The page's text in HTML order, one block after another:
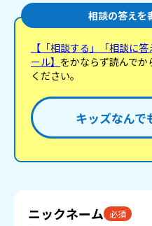
相談の答えを
【「相談する」「相談に
ール】 をかならず読んで
ください。
キッズなんで
ニックネーム 必須